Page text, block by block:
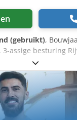
(gebruikt),
3-assige besturing
bij het
Zaagblad
Zaagblad
verstelling:
digitaal display